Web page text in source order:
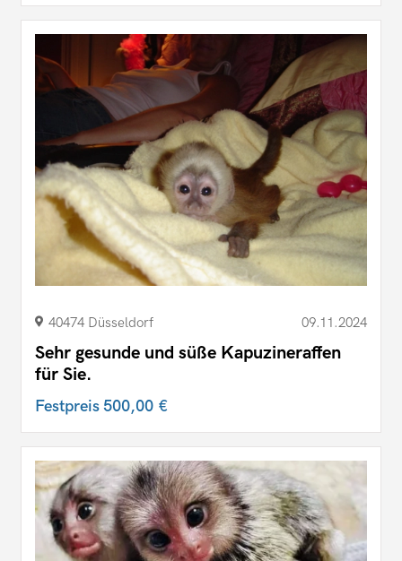
40474 Düsseldorf 09.11.2024
Sehr gesunde und süße Kapuzineraffen
für Sie.
Festpreis500,00 €